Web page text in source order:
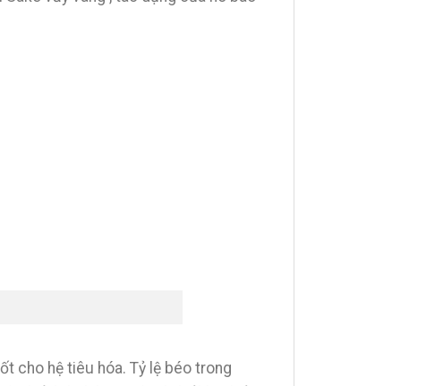
cho hệ tiêu hóa. Tỷ lệ béo trong